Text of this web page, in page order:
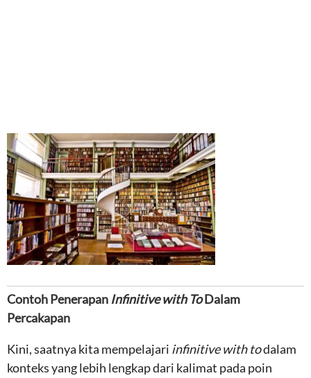
Contoh Penerapan Infinitive with ToDalam
Percakapan
Kini, saatnya kita mempelajari infinitive with todalam
konteks yang lebih lengkap dari kalimat pada poin